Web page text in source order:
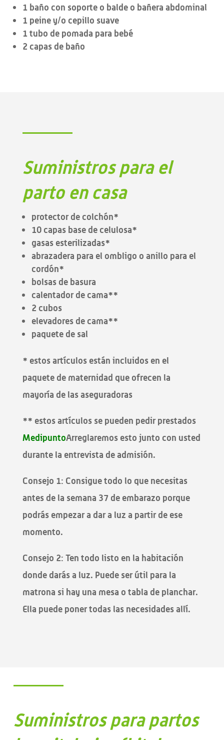
1 baño con soporte o balde o bañera abdominal
1 peine y/o cepillo suave
1 tubo de pomada para bebé
2 capas de baño
Suministros para el
parto en casa
protector de colchón*
10 capas base de celulosa*
gasas esterilizadas*
abrazadera para el ombligo o anillo para el
cordón*
bolsas de basura
calentador de cama**
2 cubos
elevadores de cama**
paquete de sal
* estos artículos están incluidos en el
paquete de maternidad que ofrecen la
mayoría de las aseguradoras
** estos artículos se pueden pedir prestados
MedipuntoArreglaremos esto junto con usted
durante la entrevista de admisión.
Consejo 1: Consigue todo lo que necesitas
antes de la semana 37 de embarazo porque
podrás empezar a dar a luz a partir de ese
momento.
Consejo 2: Ten todo listo en la habitación
donde darás a luz. Puede ser útil para la
matrona si hay una mesa o tabla de planchar.
Ella puede poner todas las necesidades allí.
Suministros para partos